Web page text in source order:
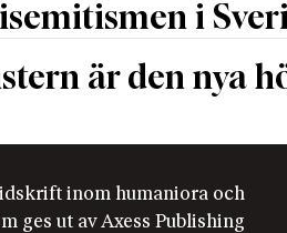
i
är den nya
inom humaniora och
ges ut av Axess Publishing